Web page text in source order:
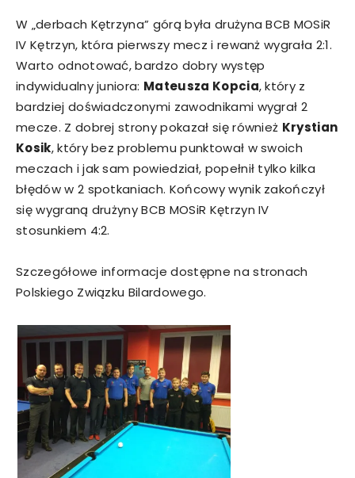
W „derbach Kętrzyna” górą była drużyna BCB MOSiR
IV Kętrzyn, która pierwszy mecz i rewanż wygrała 2:1.
Warto odnotować, bardzo dobry występ
indywidualny juniora: Mateusza Kopcia, który z
bardziej doświadczonymi zawodnikami wygrał 2
mecze. Z dobrej strony pokazał się również Krystian
Kosik, który bez problemu punktował w swoich
meczach i jak sam powiedział, popełnił tylko kilka
błędów w 2 spotkaniach. Końcowy wynik zakończył
się wygraną drużyny BCB MOSiR Kętrzyn IV
stosunkiem 4:2.
Szczegółowe informacje dostępne na stronach
Polskiego Związku Bilardowego.